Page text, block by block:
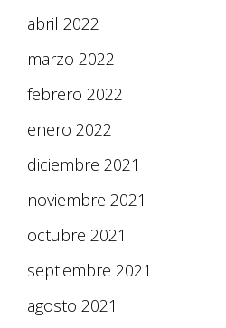
abril 2022
marzo 2022
febrero 2022
enero 2022
diciembre 2021
noviembre 2021
octubre 2021
septiembre 2021
agosto 2021